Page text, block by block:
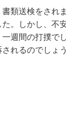
類送検をされ
。しかし、不
週間の打撲で
れるのでしょう